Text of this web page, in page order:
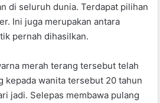
di seluruh dunia. Terdapat pilihan
Ini juga merupakan antara
pernah dihasilkan.
merah terang tersebut telah
kepada wanita tersebut 20 tahun
jadi. Selepas membawa pulang